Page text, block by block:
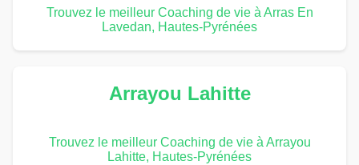
Trouvez le meilleur Coaching de vie à Arras En
Lavedan, Hautes-Pyrénées
Arrayou Lahitte
Trouvez le meilleur Coaching de vie à Arrayou
Lahitte, Hautes-Pyrénées